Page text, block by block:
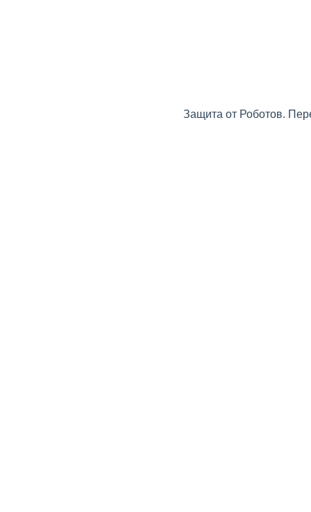
Защита от Роботов.